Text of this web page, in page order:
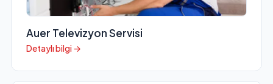
Auer Televizyon Servisi
Detaylı bilgi →